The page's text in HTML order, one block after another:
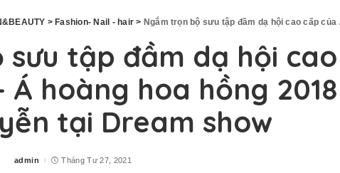
> Fashion- Nail - hair > Ngắm trọn bộ sưu tập đầm dạ hội cao cấp của NTK – Á hoàng hoa hồng 2018 Tina Nguyễn tại Dream show
tập đầm dạ hội cao
Á hoàng hoa hồng 2018
tại Dream show
Posted
admin Tháng Tư 27, 2021